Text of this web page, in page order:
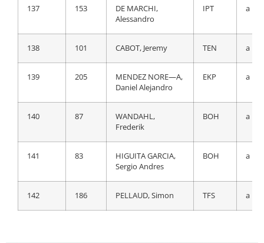
137 153
DE MARCHI,
Alessandro
IPT a
138 101 CABOT, Jeremy TEN a
139 205
MENDEZ NORE—A,
Daniel Alejandro
EKP a
140 87
WANDAHL,
Frederik
BOH a
141 83
HIGUITA GARCIA,
Sergio Andres
BOH a
142 186 PELLAUD, Simon TFS a
CARVALHO, AndrÈ
138 153
DE MARCHI,
IPT a
GRELLIER, Fabien
140 163
KONOVALOVAS,
Ignatas
GFC a
141 45 KNOX, James QST a
142 173
CABEDO CARDA,
Oscar
BBH a